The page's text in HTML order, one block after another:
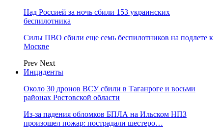
Над Россией за ночь сбили 153 украинских
беспилотника
Силы ПВО сбили еще семь беспилотников на подлете к
Москве
Prev Next
Инциденты
Около 30 дронов ВСУ сбили в Таганроге и восьми
районах Ростовской области
Из-за падения обломков БПЛА на Ильском НПЗ
произошел пожар: пострадали шестеро…